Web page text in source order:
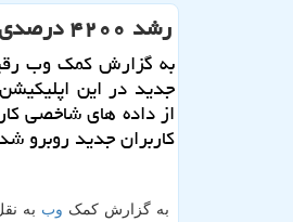
رشد ۴۲۰۰ درصدی دانلود سیگنال بعد از تغییرات واتس اپ
به گزارش کمک وب
جدید در این
از داده های شاخصی
کاربران جدید روبرو
به گزارش کمک وب به